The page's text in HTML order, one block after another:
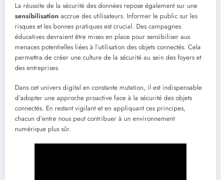
La réussite de la sécurité des données repose également sur une
sensibilisation accrue des utilisateurs. Informer le public sur les
risques et les bonnes pratiques est crucial. Des campagnes
éducatives devraient être mises en place pour sensibiliser aux
menaces potentielles liées à l’utilisation des objets connectés. Cela
permettra de créer une culture de la sécurité au sein des foyers et
des entreprises.
Dans cet univers digital en constante mutation, il est indispensable
d’adopter une approche proactive face à la sécurité des objets
connectés. En restant vigilant et en appliquant ces principes,
chacun d’entre nous peut contribuer à un environnement
numérique plus sûr.